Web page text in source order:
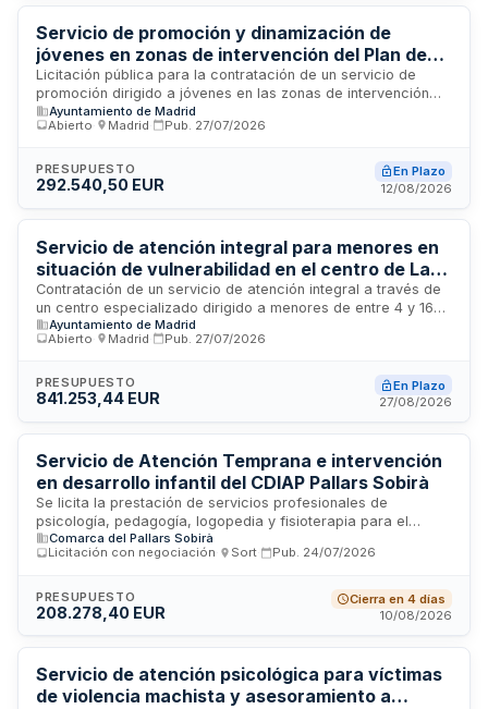
de ratios de atención y aplicación uniforme de protocolos
municipales.
Servicio de promoción y dinamización de
jóvenes en zonas de intervención del Plan de
Barrio del Distrito de Moratalaz
Licitación pública para la contratación de un servicio de
promoción dirigido a jóvenes en las zonas de intervención
del Plan de Barrio del Distrito de Moratalaz en Madrid. El
servicio tiene como objetivo impulsar acciones de
prioritarias del distrito, mediante programas y actividades
adaptadas a las necesidades de este colectivo. La
desarrollada en el territorio especificado del distrito
madrileño.
Ayuntamiento de Madrid
Abierto
Madrid Pub. 27/07/2026
PRESUPUESTO
292.540,50 EUR
En Plazo
12/08/2026
Servicio de atención integral para menores en
situación de vulnerabilidad en el centro de La
Elipa - Ayuntamiento de Madrid
Contratación de un servicio de atención integral a través de
un centro especializado dirigido a menores de entre 4 y 16
años en situación de vulnerabilidad del barrio de La Elipa en
Madrid. El servicio incluye prestaciones socioeducativas,
habilidades sociales, respondiendo a las demandas de
familias con recursos insuficientes y facilitando la
Ayuntamiento de Madrid
Abierto
Madrid Pub. 27/07/2026
PRESUPUESTO
841.253,44 EUR
En Plazo
27/08/2026
Servicio de Atención Temprana e intervención
en desarrollo infantil del CDIAP Pallars Sobirà
Se licita la prestación de servicios profesionales de
psicología, pedagogía, logopedia y fisioterapia para el
funcionamiento del Centro de Desarrollo Infantil y Atención
Precoz del Pallars Sobirà. El servicio, gestionado
de la Generalitat de Catalunya y el Consell Comarcal del
Pallars Sobirà, incluye cobertura ocasional de neuropediatría
interdisciplinario y transdisciplinario, conforme a la normativa
de servicios de atención precoz.
Comarca del Pallars Sobirà
Licitación con negociación
Sort Pub. 24/07/2026
PRESUPUESTO
208.278,40 EUR
Cierra en 4 días
10/08/2026
Servicio de atención psicológica para víctimas
de violencia machista y asesoramiento a